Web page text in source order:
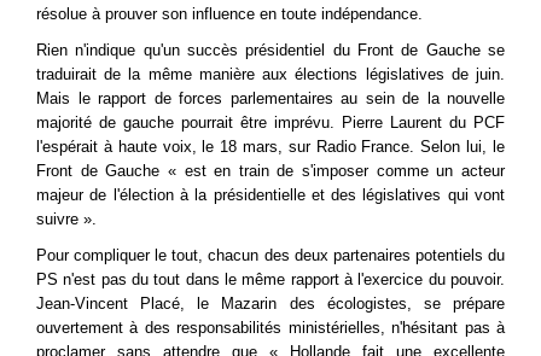
résolue à prouver son influence en toute indépendance.
Rien n'indique qu'un succès présidentiel du Front de Gauche se
traduirait de la même manière aux élections législatives de juin.
Mais le rapport de forces parlementaires au sein de la nouvelle
majorité de gauche pourrait être imprévu. Pierre Laurent du PCF
l'espérait à haute voix, le 18 mars, sur Radio France. Selon lui, le
Front de Gauche « est en train de s'imposer comme un acteur
majeur de l'élection à la présidentielle et des législatives qui vont
suivre ».
Pour compliquer le tout, chacun des deux partenaires potentiels du
PS n'est pas du tout dans le même rapport à l'exercice du pouvoir.
Jean-Vincent Placé, le Mazarin des écologistes, se prépare
ouvertement à des responsabilités ministérielles, n'hésitant pas à
proclamer sans attendre que « Hollande fait une excellente